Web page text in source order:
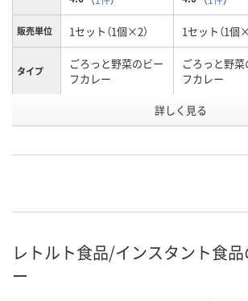
販売単位 1セット（1個×2） 1セット（1個
タイプ
ごろっと野菜のビー
フカレー
ごろっと野菜
フカレー
RW00591
カゴへ カ
詳しく見る
レトルト食品/インスタント食品
ー